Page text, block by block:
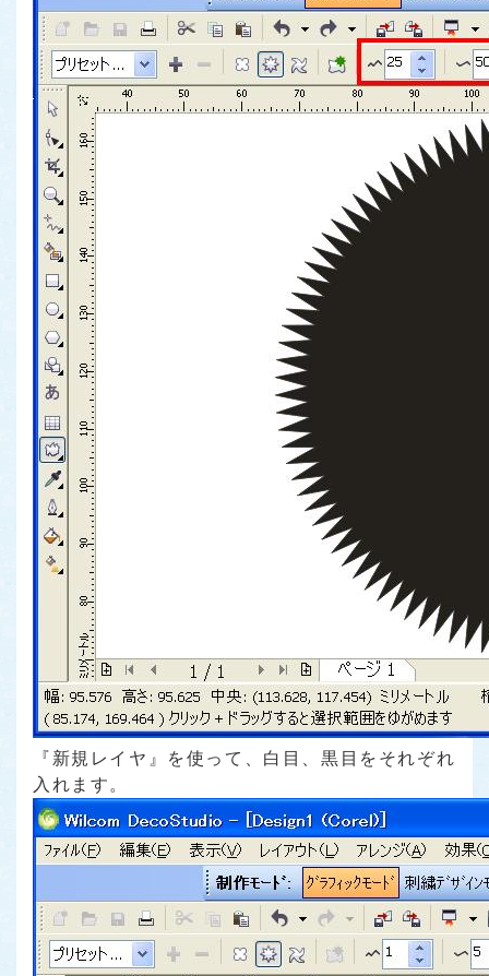
『新規レイヤ』を使って、白目、黒目をそれぞれ
入れます。